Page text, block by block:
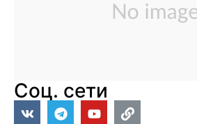
Соц. сети